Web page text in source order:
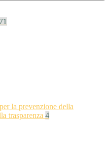
71
la prevenzione della
trasparenza 4